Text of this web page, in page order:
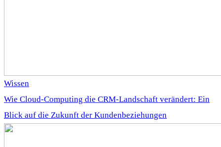
Wissen
Wie Cloud-Computing die CRM-Landschaft verändert: Ein
Blick auf die Zukunft der Kundenbeziehungen